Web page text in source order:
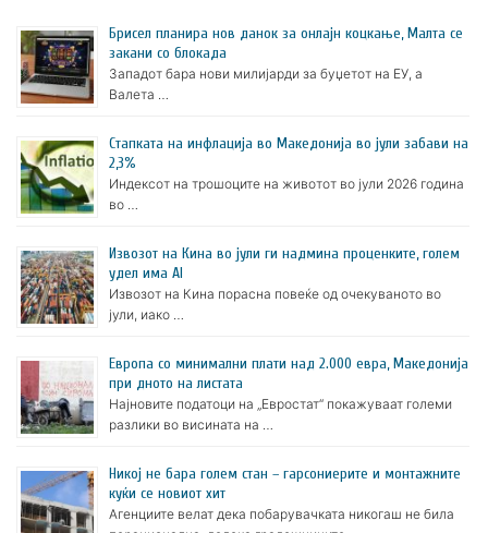
Брисел планира нов данок за онлајн коцкање, Малта се
закани со блокада
Западот бара нови милијарди за буџетот на ЕУ, а
Валета …
Стапката на инфлација во Македонија во јули забави на
2,3%
Индексот на трошоците на животот во јули 2026 година
во …
Извозот на Кина во јули ги надмина проценките, голем
удел има AI
Извозот на Кина порасна повеќе од очекуваното во
јули, иако …
Европа со минимални плати над 2.000 евра, Македонија
при дното на листата
Најновите податоци на „Евростат“ покажуваат големи
разлики во висината на …
Никој не бара голем стан – гарсониерите и монтажните
куќи се новиот хит
Агенциите велат дека побарувачката никогаш не била